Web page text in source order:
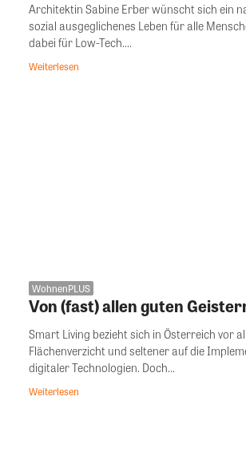
Architektin Sabine Erber wünscht sich ein
sozial ausgeglichenes Leben für alle
dabei für Low-Tech....
Weiterlesen
WohnenPLUS
Von (fast) allen guten
Smart Living bezieht sich in Österreich vor
Flächenverzicht und seltener auf die
digitaler Technologien. Doch...
Weiterlesen